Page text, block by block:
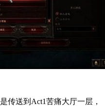
送到Act1苦痛大厅一层，